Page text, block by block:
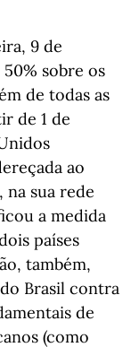
9 de
sobre os
de todas as
de 1 de
ao
na sua rede
a medida
países
também,
Brasil contra
de
(como